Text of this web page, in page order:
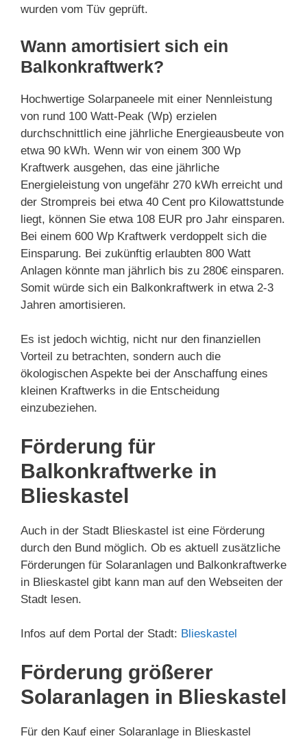
wurden vom Tüv geprüft.
Wann amortisiert sich ein
Balkonkraftwerk?
Hochwertige Solarpaneele mit einer Nennleistung
von rund 100 Watt-Peak (Wp) erzielen
durchschnittlich eine jährliche Energieausbeute von
etwa 90 kWh. Wenn wir von einem 300 Wp
Kraftwerk ausgehen, das eine jährliche
Energieleistung von ungefähr 270 kWh erreicht und
der Strompreis bei etwa 40 Cent pro Kilowattstunde
liegt, können Sie etwa 108 EUR pro Jahr einsparen.
Bei einem 600 Wp Kraftwerk verdoppelt sich die
Einsparung. Bei zukünftig erlaubten 800 Watt
Anlagen könnte man jährlich bis zu 280€ einsparen.
Somit würde sich ein Balkonkraftwerk in etwa 2-3
Jahren amortisieren.
Es ist jedoch wichtig, nicht nur den finanziellen
Vorteil zu betrachten, sondern auch die
ökologischen Aspekte bei der Anschaffung eines
kleinen Kraftwerks in die Entscheidung
einzubeziehen.
Förderung für
Balkonkraftwerke in
Blieskastel
Auch in der Stadt Blieskastel ist eine Förderung
durch den Bund möglich. Ob es aktuell zusätzliche
Förderungen für Solaranlagen und Balkonkraftwerke
in Blieskastel gibt kann man auf den Webseiten der
Stadt lesen.
Infos auf dem Portal der Stadt: Blieskastel
Förderung größerer
Solaranlagen in Blieskastel
Für den Kauf einer Solaranlage in Blieskastel